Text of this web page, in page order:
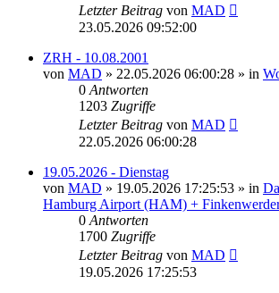
Letzter Beitrag von MAD
23.05.2026 09:52:00
ZRH - 10.08.2001
von MAD » 22.05.2026 06:00:28 » in
0 Antworten
1203 Zugriffe
Letzter Beitrag von MAD
22.05.2026 06:00:28
19.05.2026 - Dienstag
von MAD » 19.05.2026 17:25:53 » in
Hamburg Airport (HAM) +
0 Antworten
1700 Zugriffe
Letzter Beitrag von MAD
19.05.2026 17:25:53